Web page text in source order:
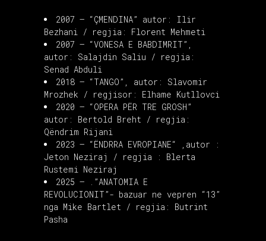
2007 – “ÇMENDINA” autor: Ilir
Bezhani / regjia: Florent Mehmeti
2007 – “VONESA E BABDIMRIT”,
autor: Salajdin Saliu / regjia:
Senad Abduli
2018 – “TANGO”, autor: Slavomir
Mrozhek / regjisor: Elhame Kutllovci
2020 – “OPERA PËR TRE GROSH”
autor: Bertold Breht / regjia:
Qëndrim Rijani
2023 – “ËNDRRA EVROPIANE“ ,autor :
Jeton Neziraj / regjia : Blerta
Rustemi Neziraj
2025 – .”ANATOMIA E
REVOLUCIONIT”- bazuar ne vepren “13”
nga Mike Bartlet / regjia: Butrint
Pasha